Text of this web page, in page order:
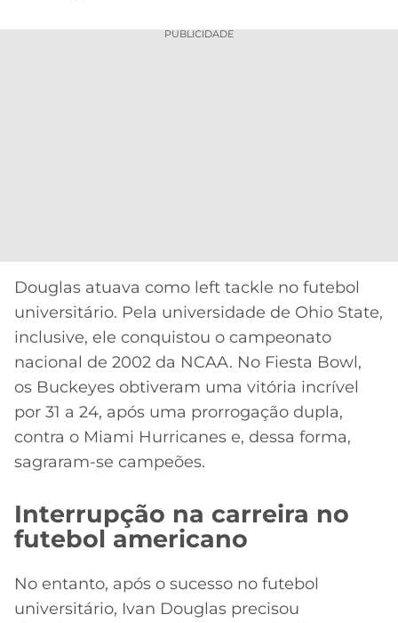
FLAMENGO
ATLÉTICO
MG
CRUZEIRO
LALIGA
PUBLICIDADE
Douglas atuava como left tackle no futebol
universitário. Pela universidade de Ohio State,
inclusive, ele conquistou o campeonato
nacional de 2002 da NCAA. No Fiesta Bowl,
os Buckeyes obtiveram uma vitória incrível
por 31 a 24, após uma prorrogação dupla,
contra o Miami Hurricanes e, dessa forma,
sagraram-se campeões.
Interrupção na carreira no
futebol americano
No entanto, após o sucesso no futebol
universitário, Ivan Douglas precisou